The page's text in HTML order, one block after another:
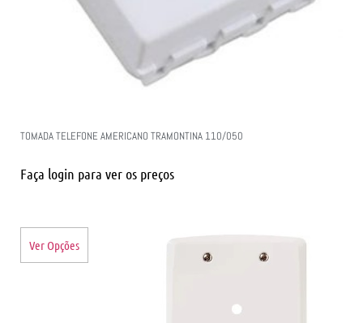
TOMADA TELEFONE AMERICANO TRAMONTINA 110/050
Faça login para ver os preços
Ver Opções